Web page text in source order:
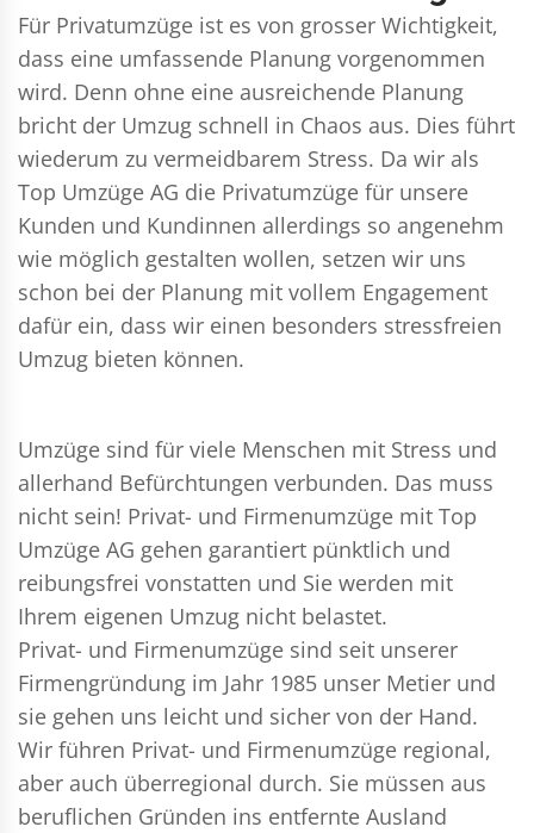
Für Privatumzüge ist es von grosser Wichtigkeit,
dass eine umfassende Planung vorgenommen
wird. Denn ohne eine ausreichende Planung
bricht der Umzug schnell in Chaos aus. Dies führt
wiederum zu vermeidbarem Stress. Da wir als
Top Umzüge AG die Privatumzüge für unsere
Kunden und Kundinnen allerdings so angenehm
wie möglich gestalten wollen, setzen wir uns
schon bei der Planung mit vollem Engagement
dafür ein, dass wir einen besonders stressfreien
Umzug bieten können.
Umzüge sind für viele Menschen mit Stress und
allerhand Befürchtungen verbunden. Das muss
nicht sein! Privat- und Firmenumzüge mit Top
Umzüge AG gehen garantiert pünktlich und
reibungsfrei vonstatten und Sie werden mit
Ihrem eigenen Umzug nicht belastet.
Privat- und Firmenumzüge sind seit unserer
Firmengründung im Jahr 1985 unser Metier und
sie gehen uns leicht und sicher von der Hand.
Wir führen Privat- und Firmenumzüge regional,
aber auch überregional durch. Sie müssen aus
beruflichen Gründen ins entfernte Ausland